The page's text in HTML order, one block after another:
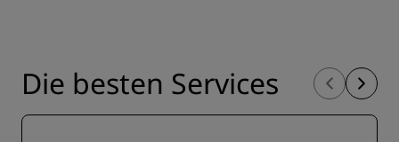
Die besten Services